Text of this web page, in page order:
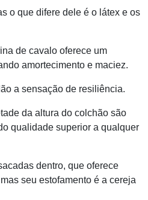
o que difere dele é o látex e os
de cavalo oferece um
amortecimento e maciez.
a sensação de resiliência.
da altura do colchão são
qualidade superior a qualquer
dentro, que oferece
seu estofamento é a cereja